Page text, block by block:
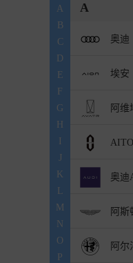
A
B
C
D
E
F
G
H
J
K
L
M
N
O
P
A
奥迪
埃安
阿维
AITO
奥迪
阿斯
阿尔